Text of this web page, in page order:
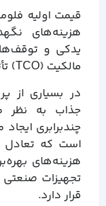
قیمت اولیه
هزینه‌های
یدکی و
مالکیت (TCO) تأثیرگذار هستند.
در بسیاری از
جذاب به نظر
چندبرابری
است که تعادل
هزینه‌های
تجهیزات صنعتی
قرار دارد.